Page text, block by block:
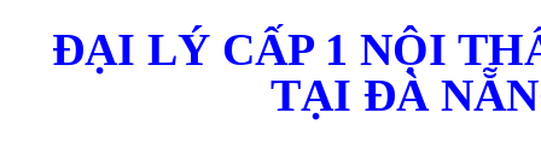
ĐẠI LÝ CẤP 1 NỘI
TẠI ĐÀ